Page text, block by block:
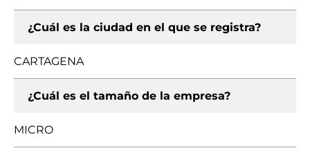
¿Cuál es la ciudad en el que se registra?
CARTAGENA
¿Cuál es el tamaño de la empresa?
MICRO